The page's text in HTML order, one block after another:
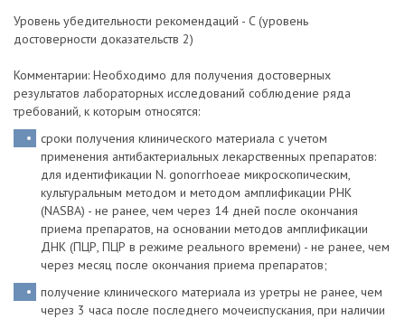
Уровень убедительности рекомендаций - C (уровень
достоверности доказательств 2)
Комментарии: Необходимо для получения достоверных
результатов лабораторных исследований соблюдение ряда
требований, к которым относятся:
сроки получения клинического материала с учетом
применения антибактериальных лекарственных препаратов:
для идентификации N. gonorrhoeae микроскопическим,
культуральным методом и методом амплификации РНК
(NASBA) - не ранее, чем через 14 дней после окончания
приема препаратов, на основании методов амплификации
ДНК (ПЦР, ПЦР в режиме реального времени) - не ранее, чем
через месяц после окончания приема препаратов;
получение клинического материала из уретры не ранее, чем
через 3 часа после последнего мочеиспускания, при наличии